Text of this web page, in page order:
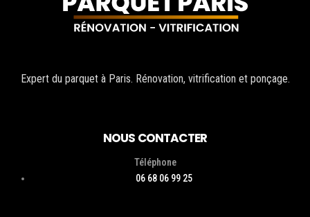
Expert du parquet à Paris. Rénovation, vitrification et ponçage.
NOUS CONTACTER
Téléphone
06 68 06 99 25